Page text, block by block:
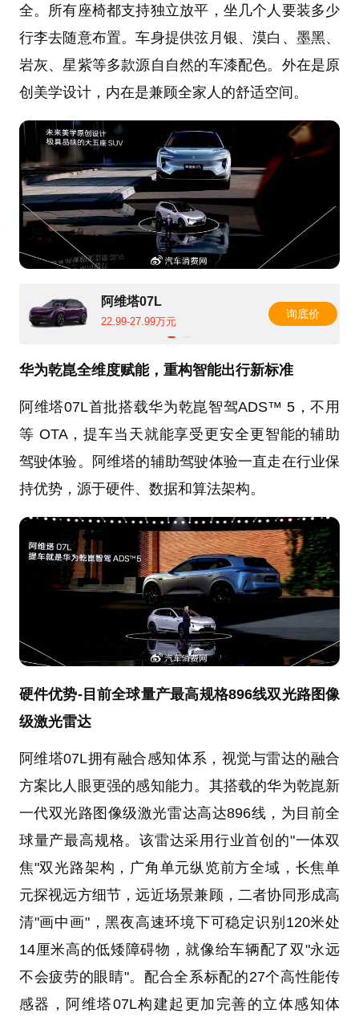
全。所有座椅都支持独立放平，坐几个人要装多少
行李去随意布置。车身提供弦月银、漠白、墨黑、
岩灰、星紫等多款源自自然的车漆配色。外在是原
创美学设计，内在是兼顾全家人的舒适空间。
阿维塔07L
22.99-27.99万元
询底价
华为乾崑全维度赋能，重构智能出行新标准
阿维塔07L首批搭载华为乾崑智驾ADS™ 5，不用
等 OTA，提车当天就能享受更安全更智能的辅助
驾驶体验。阿维塔的辅助驾驶体验一直走在行业保
持优势，源于硬件、数据和算法架构。
硬件优势-目前全球量产最高规格896线双光路图像
级激光雷达
阿维塔07L拥有融合感知体系，视觉与雷达的融合
方案比人眼更强的感知能力。其搭载的华为乾崑新
一代双光路图像级激光雷达高达896线，为目前全
球量产最高规格。该雷达采用行业首创的"一体双
焦"双光路架构，广角单元纵览前方全域，长焦单
元探视远方细节，远近场景兼顾，二者协同形成高
清"画中画"，黑夜高速环境下可稳定识别120米处
14厘米高的低矮障碍物，就像给车辆配了双"永远
不会疲劳的眼睛"。配合全系标配的27个高性能传
感器，阿维塔07L构建起更加完善的立体感知体